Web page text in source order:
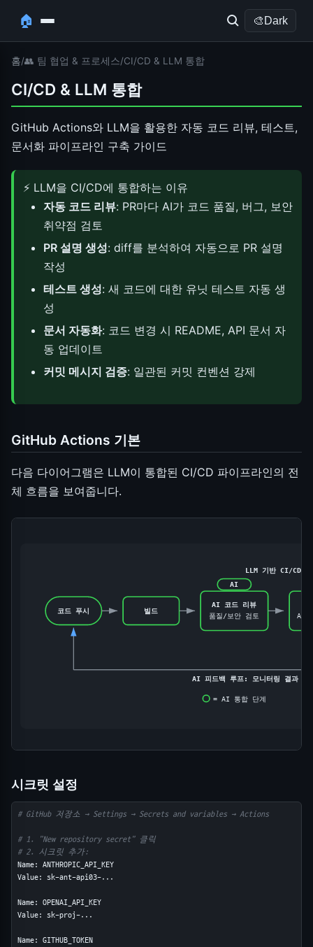
🏠 🎨 Dark
홈/👥 팀 협업 & 프로세스/CI/CD & LLM 통합
CI/CD & LLM 통합
GitHub Actions와 LLM을 활용한 자동 코드 리뷰, 테스트,
문서화 파이프라인 구축 가이드
⚡ LLM을 CI/CD에 통합하는 이유
자동 코드 리뷰: PR마다 AI가 코드 품질, 버그, 보안
취약점 검토
PR 설명 생성: diff를 분석하여 자동으로 PR 설명
작성
테스트 생성: 새 코드에 대한 유닛 테스트 자동 생
성
문서 자동화: 코드 변경 시 README, API 문서 자
동 업데이트
커밋 메시지 검증: 일관된 커밋 컨벤션 강제
GitHub Actions 기본
다음 다이어그램은 LLM이 통합된 CI/CD 파이프라인의 전
체 흐름을 보여줍니다.
LLM 기반 CI/CD 파
코드 푸시 빌드
AI 코드 리뷰
품질/보안 검토
AI
AI
AI 피드백 루프: 모니터링 결과 기
= AI 통합 단계
시크릿 설정
# GitHub 저장소 → Settings → Secrets and variables → Actions
# 1. "New repository secret" 클릭
# 2. 시크릿 추가:
Name: ANTHROPIC_API_KEY
Value: sk-ant-api03-...
Name: OPENAI_API_KEY
Value: sk-proj-...